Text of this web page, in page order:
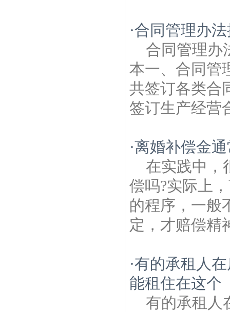
·合同管理办
合同管理办
本一、合同管
共签订各类合
签订生产经营
·离婚补偿金
在实践中，
偿吗?实际上
的程序，一般
定，才赔偿精
·有的承租人
能租住在这个
有的承租人